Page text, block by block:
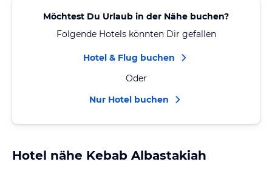
Möchtest Du Urlaub in der Nähe buchen?
Folgende Hotels könnten Dir gefallen
Hotel & Flug buchen
Oder
Nur Hotel buchen
Hotel nähe Kebab Albastakiah